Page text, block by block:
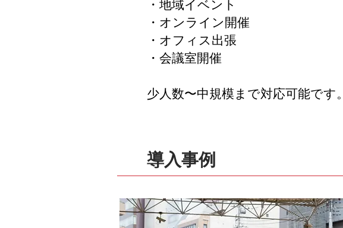
・地域イベント
・オンライン開催
・オフィス出張
・会議室開催
少人数〜中規模まで対応可能です。
導入事例